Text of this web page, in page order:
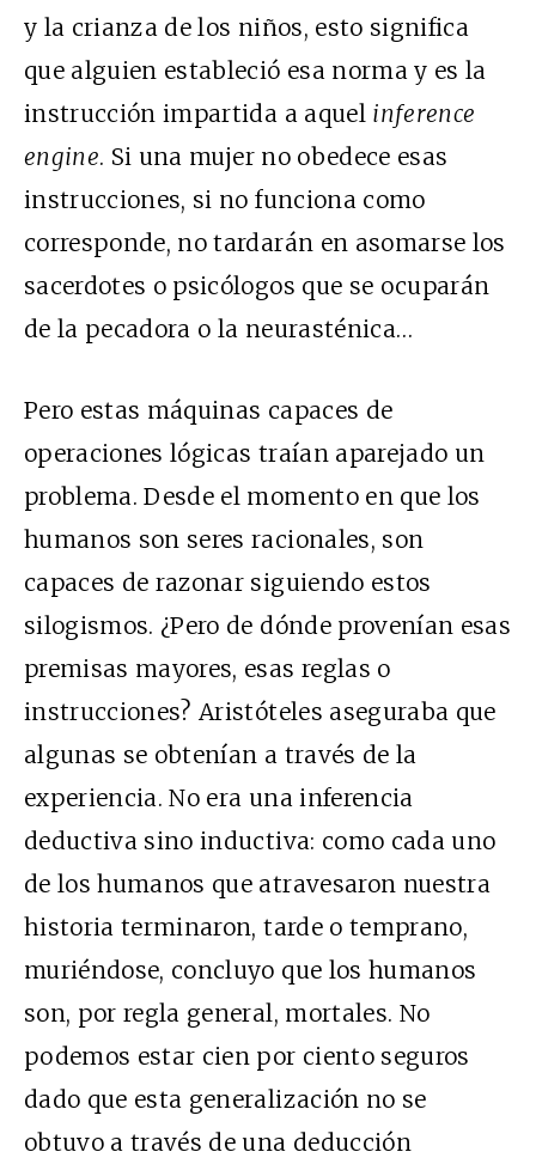
y la crianza de los niños, esto significa
que alguien estableció esa norma y es la
instrucción impartida a aquel inference
engine. Si una mujer no obedece esas
instrucciones, si no funciona como
corresponde, no tardarán en asomarse los
sacerdotes o psicólogos que se ocuparán
de la pecadora o la neurasténica…
Pero estas máquinas capaces de
operaciones lógicas traían aparejado un
problema. Desde el momento en que los
humanos son seres racionales, son
capaces de razonar siguiendo estos
silogismos. ¿Pero de dónde provenían esas
premisas mayores, esas reglas o
instrucciones? Aristóteles aseguraba que
algunas se obtenían a través de la
experiencia. No era una inferencia
deductiva sino inductiva: como cada uno
de los humanos que atravesaron nuestra
historia terminaron, tarde o temprano,
muriéndose, concluyo que los humanos
son, por regla general, mortales. No
podemos estar cien por ciento seguros
dado que esta generalización no se
obtuvo a través de una deducción